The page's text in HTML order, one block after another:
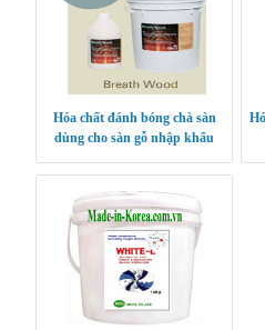
Hóa chất đánh bóng chà sàn
dùng cho sàn gỗ nhập khẩu